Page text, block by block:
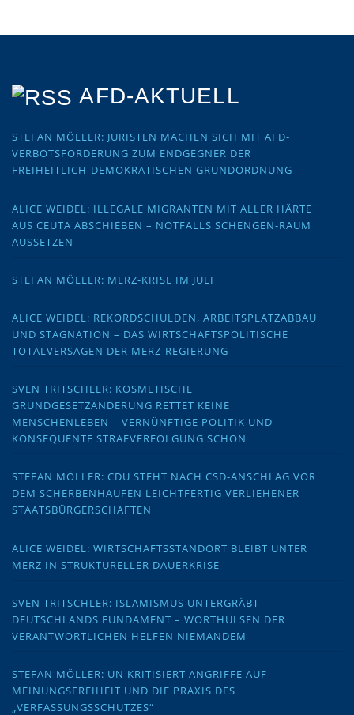
AFD-AKTUELL
STEFAN MÖLLER: JURISTEN MACHEN SICH MIT AFD-
VERBOTSFORDERUNG ZUM ENDGEGNER DER
FREIHEITLICH-DEMOKRATISCHEN GRUNDORDNUNG
ALICE WEIDEL: ILLEGALE MIGRANTEN MIT ALLER HÄRTE
AUS CEUTA ABSCHIEBEN – NOTFALLS SCHENGEN-RAUM
AUSSETZEN
STEFAN MÖLLER: MERZ-KRISE IM JULI
ALICE WEIDEL: REKORDSCHULDEN, ARBEITSPLATZABBAU
UND STAGNATION – DAS WIRTSCHAFTSPOLITISCHE
TOTALVERSAGEN DER MERZ-REGIERUNG
SVEN TRITSCHLER: KOSMETISCHE
GRUNDGESETZÄNDERUNG RETTET KEINE
MENSCHENLEBEN – VERNÜNFTIGE POLITIK UND
KONSEQUENTE STRAFVERFOLGUNG SCHON
STEFAN MÖLLER: CDU STEHT NACH CSD-ANSCHLAG VOR
DEM SCHERBENHAUFEN LEICHTFERTIG VERLIEHENER
STAATSBÜRGERSCHAFTEN
ALICE WEIDEL: WIRTSCHAFTSSTANDORT BLEIBT UNTER
MERZ IN STRUKTURELLER DAUERKRISE
SVEN TRITSCHLER: ISLAMISMUS UNTERGRÄBT
DEUTSCHLANDS FUNDAMENT – WORTHÜLSEN DER
VERANTWORTLICHEN HELFEN NIEMANDEM
STEFAN MÖLLER: UN KRITISIERT ANGRIFFE AUF
MEINUNGSFREIHEIT UND DIE PRAXIS DES
„VERFASSUNGSSCHUTZES“